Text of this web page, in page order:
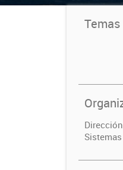
Temas